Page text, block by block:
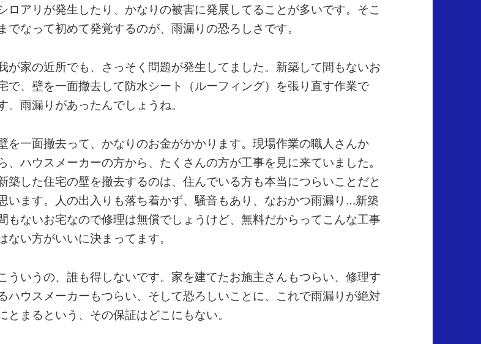
ロアリが発生したり、かなりの被害に発展してることが多いです。そこ
でなって初めて発覚するのが、雨漏りの恐ろしさです。
が家の近所でも、さっそく問題が発生してました。新築して間もないお
で、壁を一面撤去して防水シート（ルーフィング）を張り直す作業で
。雨漏りがあったんでしょうね。
を一面撤去って、かなりのお金がかかります。現場作業の職人さんか
、ハウスメーカーの方から、たくさんの方が工事を見に来ていました。
築した住宅の壁を撤去するのは、住んでいる方も本当につらいことだと
います。人の出入りも落ち着かず、騒音もあり、なおかつ雨漏り…新築
もないお宅なので修理は無償でしょうけど、無料だからってこんな工事
ない方がいいに決まってます。
ういうの、誰も得しないです。家を建てたお施主さんもつらい、修理す
ハウスメーカーもつらい、そして恐ろしいことに、これで雨漏りが絶対
とまるという、その保証はどこにもない。